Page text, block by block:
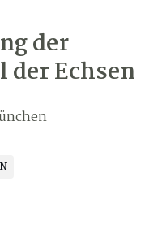
der
der Echsen